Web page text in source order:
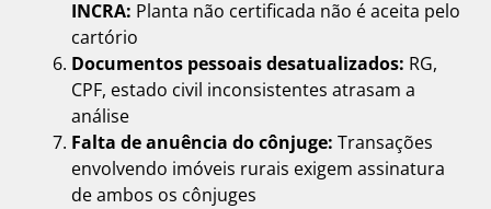
INCRA: Planta não certificada não é aceita pelo
cartório
Documentos pessoais desatualizados: RG,
CPF, estado civil inconsistentes atrasam a
análise
Falta de anuência do cônjuge: Transações
envolvendo imóveis rurais exigem assinatura
de ambos os cônjuges